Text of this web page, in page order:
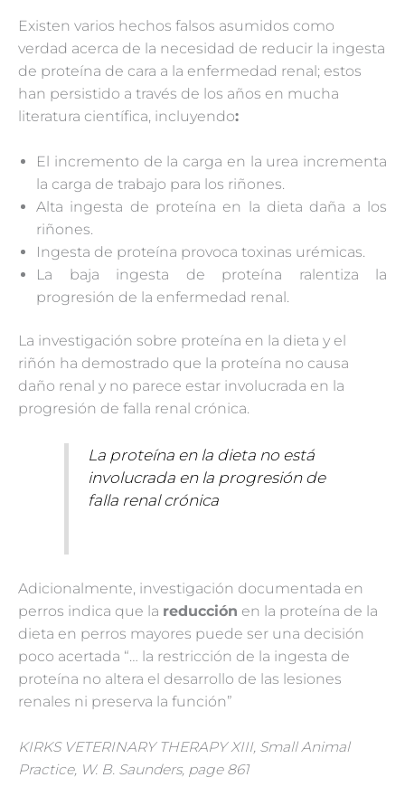
Existen varios hechos falsos asumidos como
verdad acerca de la necesidad de reducir la ingesta
de proteína de cara a la enfermedad renal; estos
han persistido a través de los años en mucha
literatura científica, incluyendo:
El incremento de la carga en la urea incrementa
la carga de trabajo para los riñones.
Alta ingesta de proteína en la dieta daña a los
riñones.
Ingesta de proteína provoca toxinas urémicas.
La baja ingesta de proteína ralentiza la
progresión de la enfermedad renal.
La investigación sobre proteína en la dieta y el
riñón ha demostrado que la proteína no causa
daño renal y no parece estar involucrada en la
progresión de falla renal crónica.
La proteína en la dieta no está
involucrada en la progresión de
falla renal crónica
Adicionalmente, investigación documentada en
perros indica que la reducción en la proteína de la
dieta en perros mayores puede ser una decisión
poco acertada “… la restricción de la ingesta de
proteína no altera el desarrollo de las lesiones
renales ni preserva la función”
KIRKS VETERINARY THERAPY XIII, Small Animal
Practice, W. B. Saunders, page 861